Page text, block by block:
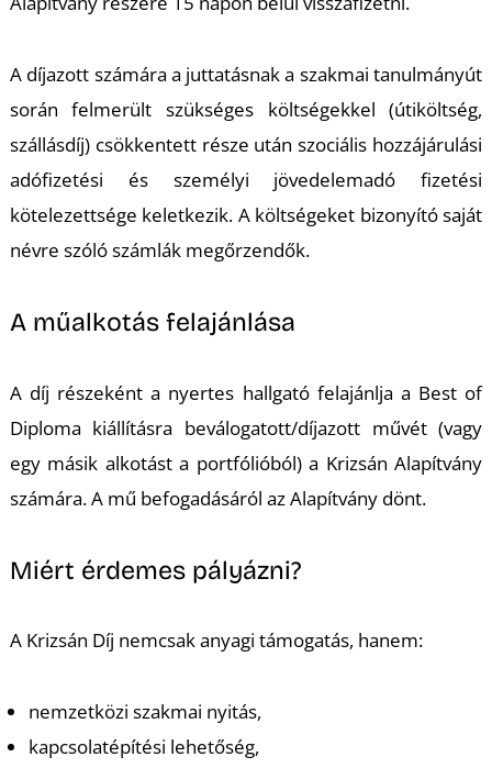
A díjazott számára a juttatásnak a szakmai tanulmányút
során felmerült szükséges költségekkel (útiköltség,
szállásdíj) csökkentett része után szociális hozzájárulási
adófizetési és személyi jövedelemadó fizetési
kötelezettsége keletkezik. A költségeket bizonyító saját
névre szóló számlák megőrzendők.
A műalkotás felajánlása
A díj részeként a nyertes hallgató felajánlja a Best of
Diploma kiállításra beválogatott/díjazott művét (vagy
egy másik alkotást a portfólióból) a Krizsán Alapítvány
számára. A mű befogadásáról az Alapítvány dönt.
Miért érdemes pályázni?
A Krizsán Díj nemcsak anyagi támogatás, hanem:
nemzetközi szakmai nyitás,
kapcsolatépítési lehetőség,